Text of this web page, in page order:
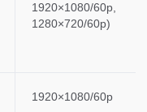
1920×1080/60p,
1280×720/60p)
1920×1080/60p